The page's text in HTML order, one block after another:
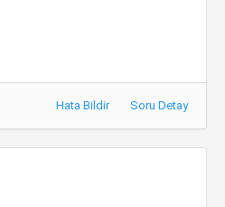
Hata Bildir Soru Detay